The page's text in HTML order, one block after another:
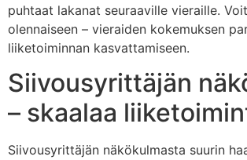
puhtaat lakanat seuraaville vieraille.
olennaiseen – vieraiden kokemuksen
liiketoiminnan kasvattamiseen.
Siivousyrittäjän
– skaalaa
Siivousyrittäjän näkökulmasta suurin